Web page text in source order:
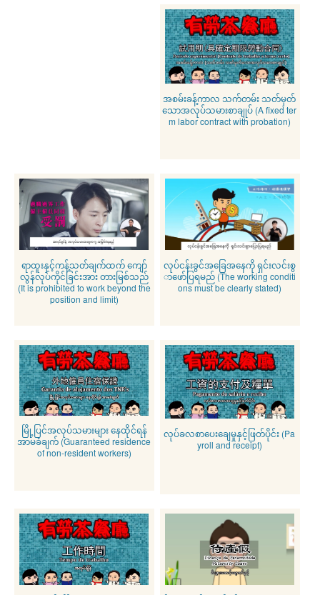
အစမ်းခန့်ကာလ သက်တမ်း သတ်မှတ်
သောအလုပ်သမားစာချုပ် (A fixed ter
m labor contract with probation)
ရာထူးနှင့်ကန့်သတ်ချက်ထက် ကျော်
လွန်လုပ်ကိုင်ခြင်းအား တားမြစ်သည်
(It is prohibited to work beyond the
position and limit)
လုပ်ငန်းခွင်အခြေအနေကို ရှင်းလင်းစွ
ာဖော်ပြရမည် (The working conditi
ons must be clearly stated)
မြို့ပြင်အလုပ်သမားများ နေထိုင်ရန်
အာမခံချက် (Guaranteed residence
of non-resident workers)
လုပ်ခလစာပေးချေမှုနှင့်ဖြတ်ပိုင်း (Pa
yroll and receipt)